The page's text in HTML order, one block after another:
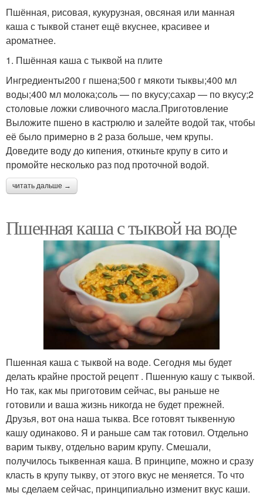
Пшённая, рисовая, кукурузная, овсяная или манная
каша с тыквой станет ещё вкуснее, красивее и
ароматнее.
1. Пшённая каша с тыквой на плите
Ингредиенты200 г пшена;500 г мякоти тыквы;400 мл
воды;400 мл молока;соль — по вкусу;сахар — по вкусу;2
столовые ложки сливочного масла.Приготовление
Выложите пшено в кастрюлю и залейте водой так, чтобы
её было примерно в 2 раза больше, чем крупы.
Доведите воду до кипения, откиньте крупу в сито и
промойте несколько раз под проточной водой.
читать дальше →
Пшенная каша с тыквой на воде
Пшенная каша с тыквой на воде. Сегодня мы будет
делать крайне простой рецепт . Пшенную кашу с тыквой.
Но так, как мы приготовим сейчас, вы раньше не
готовили и ваша жизнь никогда не будет прежней.
Друзья, вот она наша тыква. Все готовят тыквенную
кашу одинаково. Я и раньше сам так готовил. Отдельно
варим тыкву, отдельно варим крупу. Смешали,
получилось тыквенная каша. В принципе, можно и сразу
класть в крупу тыкву, от этого вкус не меняется. То что
мы сделаем сейчас, принципиально изменит вкус каши.